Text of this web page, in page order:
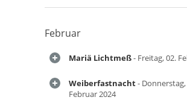
Februar
Mariä Lichtmeß- Freitag, 02.
Weiberfastnacht- Donnerstag,
Februar 2024